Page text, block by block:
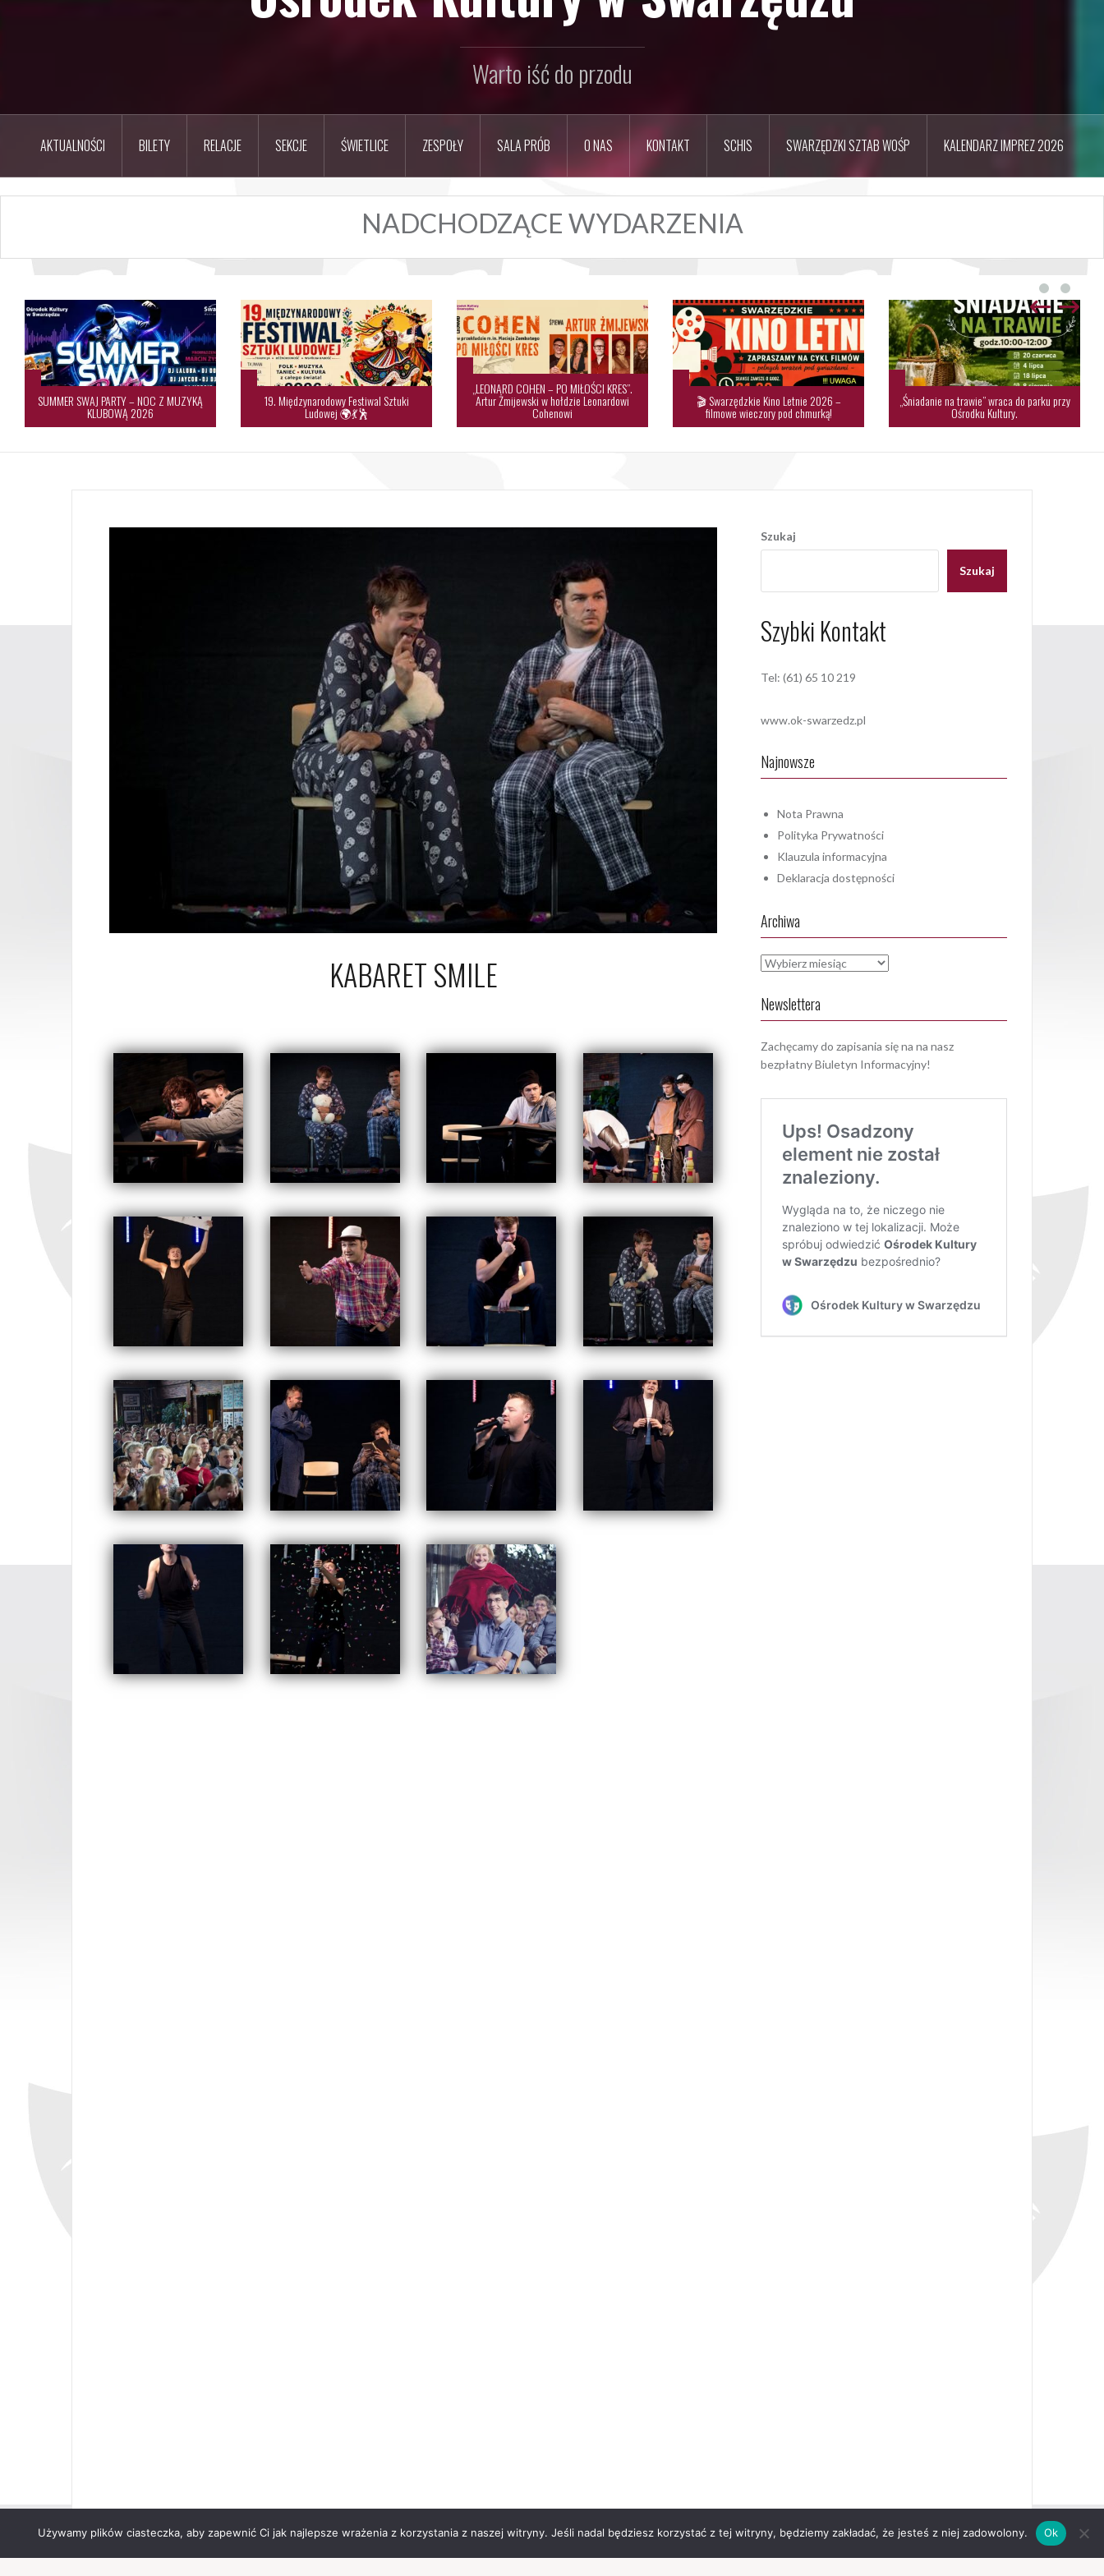
Warto iść do przodu
AKTUALNOŚCI BILETY RELACJE SEKCJE ŚWIETLICE ZESPOŁY SALA PRÓB O NAS KONTAKT SCHIS SWARZĘDZKI SZTAB WOŚP KALENDARZ IMPREZ 2026
NADCHODZĄCE WYDARZENIA
SUMMER SWAJ PARTY – NOC Z MUZYKĄ
KLUBOWĄ 2026
19. Międzynarodowy Festiwal Sztuki
Ludowej 🌍💃🕺
„LEONARD COHEN – PO MIŁOŚCI KRES”.
Artur Żmijewski w hołdzie Leonardowi
Cohenowi
🎬 Swarzędzkie Kino Letnie 2026 –
filmowe wieczory pod chmurką!
„Śniadanie na trawie” wraca do parku przy
Ośrodku Kultury.
KABARET SMILE
Szukaj
Szukaj
Szybki Kontakt
Tel: (61) 65 10 219
www.ok-swarzedz.pl
Najnowsze
Nota Prawna
Polityka Prywatności
Klauzula informacyjna
Deklaracja dostępności
Archiwa
Archiwa
Newslettera
Zachęcamy do zapisania się na na nasz
bezpłatny Biuletyn Informacyjny!
Używamy plików ciasteczka, aby zapewnić Ci jak najlepsze wrażenia z korzystania z naszej witryny. Jeśli nadal będziesz korzystać z tej witryny, będziemy zakładać, że jesteś z niej zadowolony. Ok